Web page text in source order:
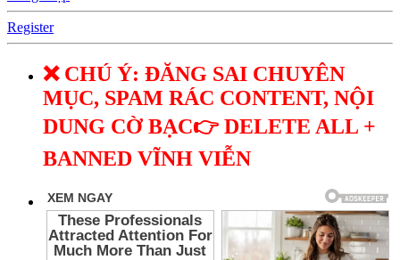
Register
❌ CHÚ Ý: ĐĂNG SAI CHUYÊN
MỤC, SPAM RÁC CONTENT, NỘI
DUNG CỜ BẠC👉 DELETE ALL +
BANNED VĨNH VIỄN